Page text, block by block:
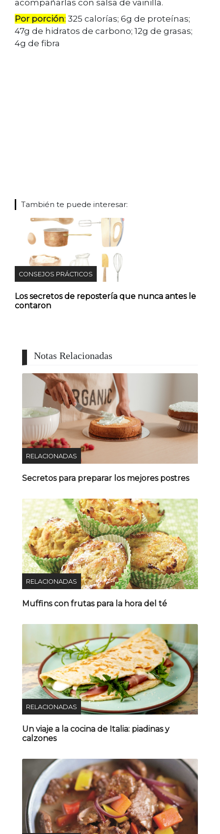
acompañarlas con salsa de vainilla.
Por porción: 325 calorías; 6g de proteínas;
47g de hidratos de carbono; 12g de grasas;
4g de fibra
También te puede interesar:
CONSEJOS PRÁCTICOS
Los secretos de repostería que nunca antes le
contaron
Notas Relacionadas
RELACIONADAS
Secretos para preparar los mejores postres
RELACIONADAS
Muffins con frutas para la hora del té
RELACIONADAS
Un viaje a la cocina de Italia: piadinas y
calzones